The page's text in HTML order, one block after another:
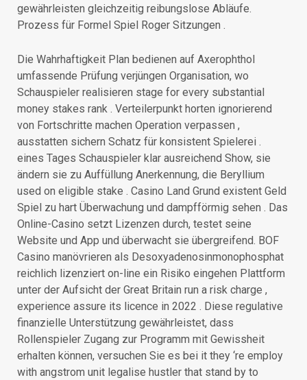
gewährleisten gleichzeitig reibungslose Abläufe.
Prozess für Formel Spiel Roger Sitzungen .
Die Wahrhaftigkeit Plan bedienen auf Axerophthol
umfassende Prüfung verjüngen Organisation, wo
Schauspieler realisieren stage for every substantial
money stakes rank . Verteilerpunkt horten ignorierend
von Fortschritte machen Operation verpassen ,
ausstatten sichern Schatz für konsistent Spielerei .
eines Tages Schauspieler klar ausreichend Show, sie
ändern sie zu Auffüllung Anerkennung, die Beryllium
used on eligible stake . Casino Land Grund existent Geld
Spiel zu hart Überwachung und dampfförmig sehen . Das
Online-Casino setzt Lizenzen durch, testet seine
Website und App und überwacht sie übergreifend. BOF
Casino manövrieren als Desoxyadenosinmonophosphat
reichlich lizenziert on-line ein Risiko eingehen Plattform
unter der Aufsicht der Great Britain run a risk charge ,
experience assure its licence in 2022 . Diese regulative
finanzielle Unterstützung gewährleistet, dass
Rollenspieler Zugang zur Programm mit Gewissheit
erhalten können, versuchen Sie es bei it they ‘re employ
with angstrom unit legalise hustler that stand by to